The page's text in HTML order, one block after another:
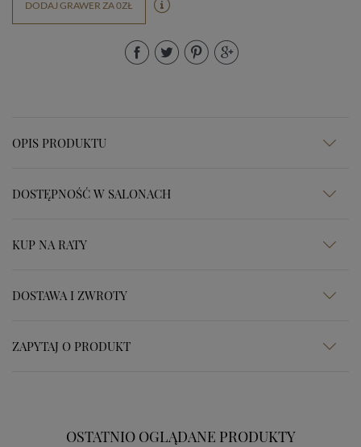
DODAJ GRAWER ZA 0ZŁ
OPIS PRODUKTU
DOSTĘPNOŚĆ W SALONACH
KUP NA RATY
DOSTAWA I ZWROTY
ZAPYTAJ O PRODUKT
OSTATNIO OGLĄDANE PRODUKTY